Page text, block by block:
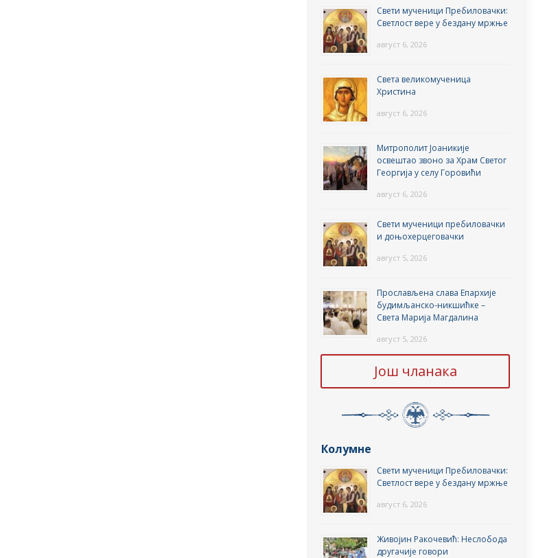
Свети мученици Пребиловачки:
Светлост вере у бездану мржње
август 6, 2026
Света великомученица
Христина
август 6, 2026
Митрополит Јоаникије
освештао звоно за Храм Светог
Георгија у селу Горовићи
август 6, 2026
Свети мученици пребиловачки
и доњохерцеговачки
август 5, 2026
Прослављена слава Епархије
будимљанско-никшићке –
Света Марија Магдалина
август 5, 2026
Још чланака
Колумне
Свети мученици Пребиловачки:
Светлост вере у бездану мржње
август 6, 2026
Живојин Ракочевић: Неслобода
другачије говори